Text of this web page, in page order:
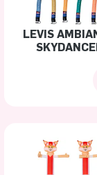
LEVIS